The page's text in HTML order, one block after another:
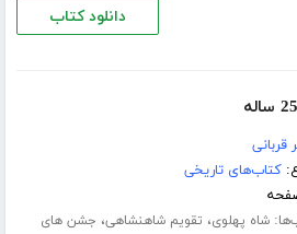
دانلود کتاب
قربانی
کتاب‌های تاریخی
شاه پهلوی، تقویم شاهنشاهی، جشن های